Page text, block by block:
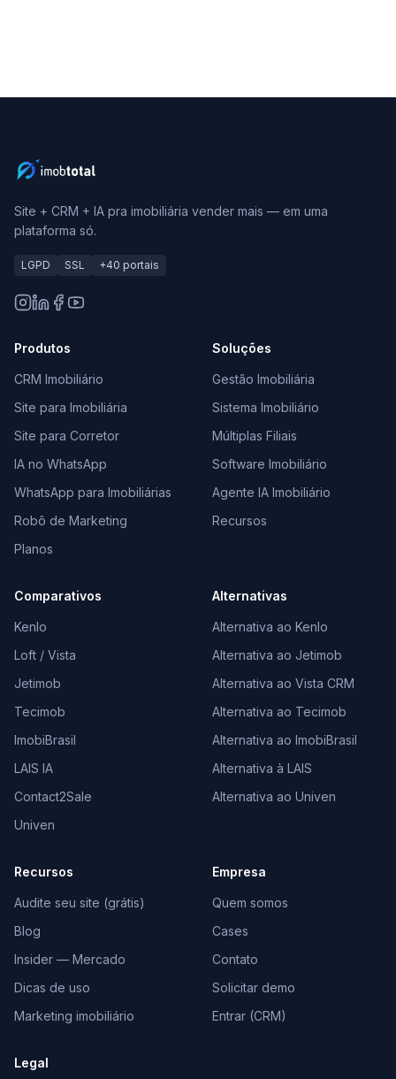
Site + CRM + IA pra imobiliária vender mais — em uma
plataforma só.
LGPD SSL +40 portais
Produtos
CRM Imobiliário
Site para Imobiliária
Site para Corretor
IA no WhatsApp
WhatsApp para Imobiliárias
Robô de Marketing
Planos
Soluções
Gestão Imobiliária
Sistema Imobiliário
Múltiplas Filiais
Software Imobiliário
Agente IA Imobiliário
Recursos
Comparativos
Kenlo
Loft / Vista
Jetimob
Tecimob
ImobiBrasil
LAIS IA
Contact2Sale
Univen
Alternativas
Alternativa ao Kenlo
Alternativa ao Jetimob
Alternativa ao Vista CRM
Alternativa ao Tecimob
Alternativa ao ImobiBrasil
Alternativa à LAIS
Alternativa ao Univen
Recursos
Audite seu site (grátis)
Blog
Insider — Mercado
Dicas de uso
Marketing imobiliário
Empresa
Quem somos
Cases
Contato
Solicitar demo
Entrar (CRM)
Legal